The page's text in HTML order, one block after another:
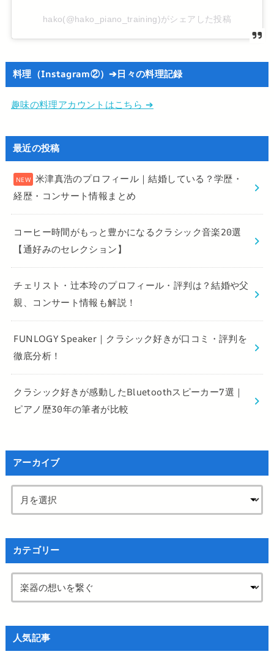
hako(@hako_piano_training)がシェアした投稿
料理（Instagram②）➔日々の料理記録
趣味の料理アカウントはこちら ➔
最近の投稿
米津真浩のプロフィール｜結婚している？学歴・
経歴・コンサート情報まとめ
コーヒー時間がもっと豊かになるクラシック音楽20選
【通好みのセレクション】
チェリスト・辻本玲のプロフィール・評判は？結婚や父
親、コンサート情報も解説！
FUNLOGY Speaker｜クラシック好きが口コミ・評判を
徹底分析！
クラシック好きが感動したBluetoothスピーカー7選｜
ピアノ歴30年の筆者が比較
アーカイブ
カテゴリー
人気記事